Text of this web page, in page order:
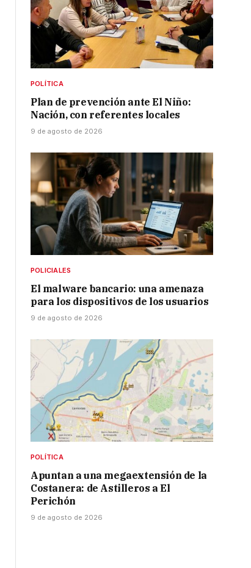
POLÍTICA
Plan de prevención ante El Niño:
Nación, con referentes locales
9 de agosto de 2026
POLICIALES
El malware bancario: una amenaza
para los dispositivos de los usuarios
9 de agosto de 2026
POLÍTICA
Apuntan a una megaextensión de la
Costanera: de Astilleros a El
Perichón
9 de agosto de 2026